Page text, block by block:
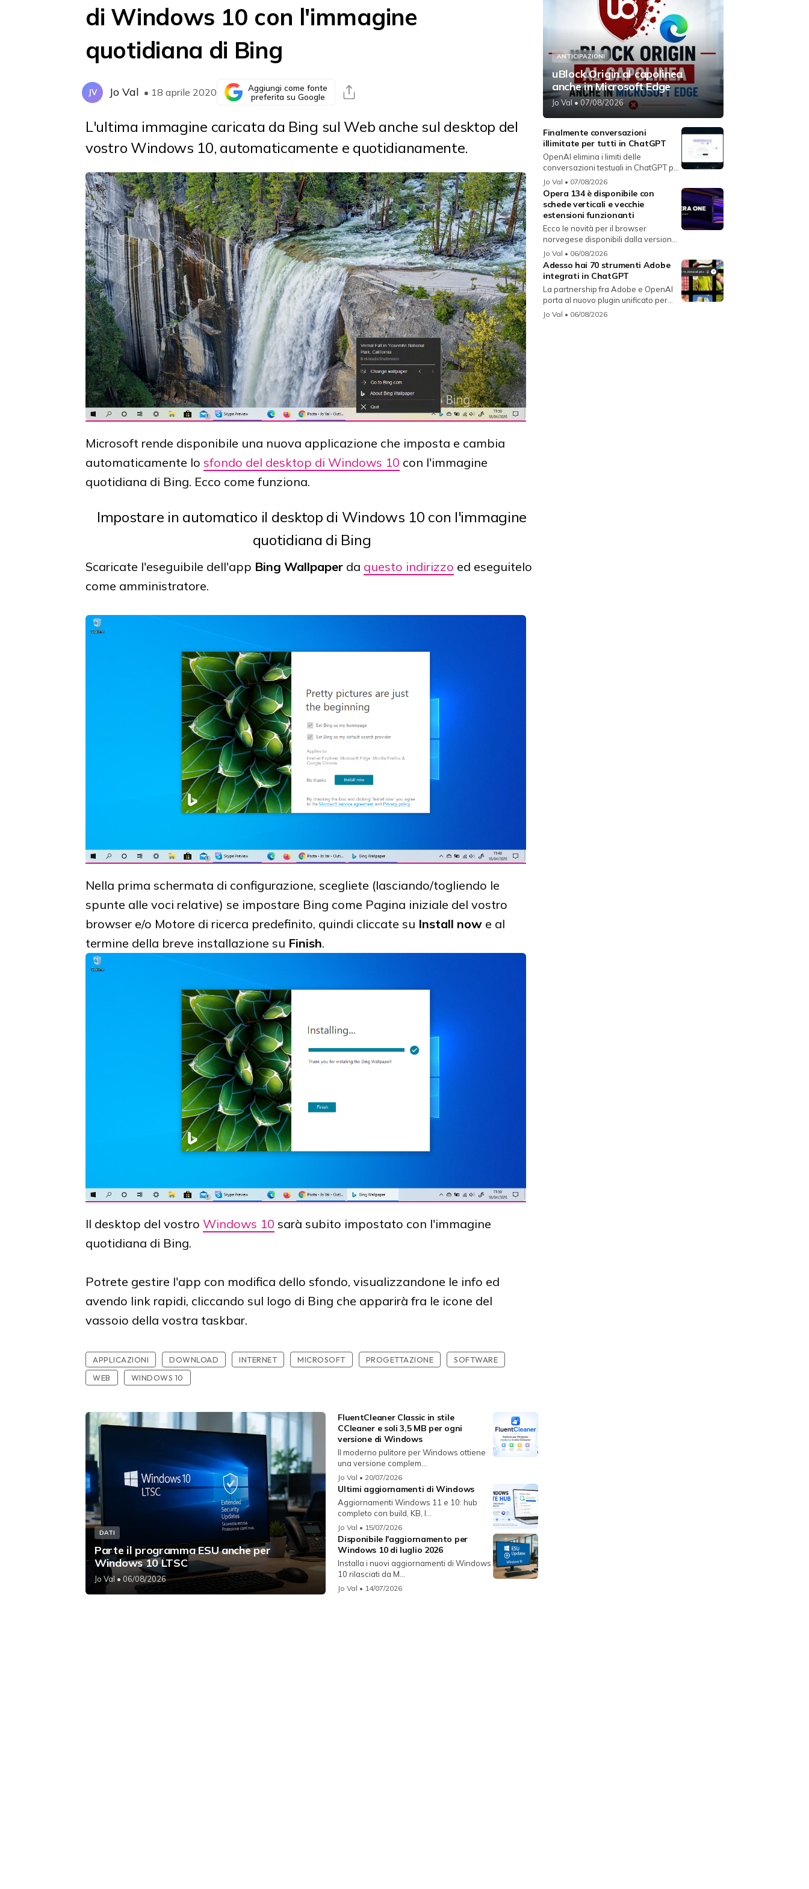
di Windows 10 con l'immagine
quotidiana di Bing
JV Jo Val • 18 aprile 2020
Aggiungi come fonte
preferita su Google
L'ultima immagine caricata da Bing sul Web anche sul desktop del
vostro Windows 10, automaticamente e quotidianamente.
Microsoft rende disponibile una nuova applicazione che imposta e cambia
automaticamente lo sfondo del desktop di Windows 10 con l'immagine
quotidiana di Bing. Ecco come funziona.
Impostare in automatico il desktop di Windows 10 con l'immagine
quotidiana di Bing
Scaricate l'eseguibile dell'app Bing Wallpaper da questo indirizzo ed eseguitelo
come amministratore.
Nella prima schermata di configurazione, scegliete (lasciando/togliendo le
spunte alle voci relative) se impostare Bing come Pagina iniziale del vostro
browser e/o Motore di ricerca predefinito, quindi cliccate su Install now e al
termine della breve installazione su Finish.
Il desktop del vostro Windows 10 sarà subito impostato con l'immagine
quotidiana di Bing.
Potrete gestire l'app con modifica dello sfondo, visualizzandone le info ed
avendo link rapidi, cliccando sul logo di Bing che apparirà fra le icone del
vassoio della vostra taskbar.
APPLICAZIONI DOWNLOAD INTERNET MICROSOFT PROGETTAZIONE
SOFTWARE
WEB
WINDOWS 10
DATI
Parte il programma ESU anche per
Windows 10 LTSC
Jo Val • 06/08/2026
FluentCleaner Classic in stile
CCleaner e soli 3,5 MB per ogni
versione di Windows
Il moderno pulitore per Windows ottiene
una versione complem...
Jo Val • 20/07/2026
Ultimi aggiornamenti di Windows
Aggiornamenti Windows 11 e 10: hub
completo con build, KB, l...
Jo Val • 15/07/2026
Disponibile l'aggiornamento per
Windows 10 di luglio 2026
Installa i nuovi aggiornamenti di Windows
10 rilasciati da M...
Jo Val • 14/07/2026
ANTICIPAZIONI
uBlock Origin al capolinea
anche in Microsoft Edge
Jo Val • 07/08/2026
Finalmente conversazioni
illimitate per tutti in ChatGPT
OpenAI elimina i limiti delle
conversazioni testuali in ChatGPT per
i...
Jo Val • 07/08/2026
Opera 134 è disponibile con
schede verticali e vecchie
estensioni funzionanti
Ecco le novità per il browser
norvegese disponibili dalla versione
134...
Jo Val • 06/08/2026
Adesso hai 70 strumenti Adobe
integrati in ChatGPT
La partnership fra Adobe e OpenAI
porta al nuovo plugin unificato per...
Jo Val • 06/08/2026